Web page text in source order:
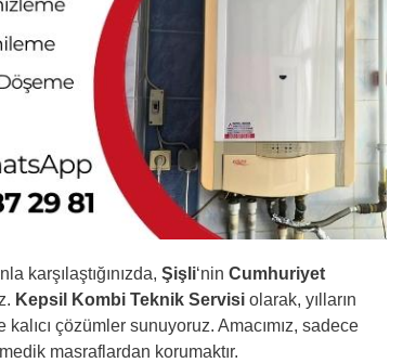
karşılaştığınızda,Şişli‘ninCumhuriyet
Kepsil Kombi Teknik Servisi olarak, yılların
çözümler sunuyoruz. Amacımız, sadece
masraflardan korumaktır.